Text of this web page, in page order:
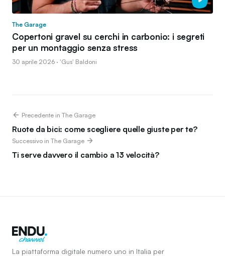
The Garage
Copertoni gravel su cerchi in carbonio: i segreti
per un montaggio senza stress
30 aprile 2026 · 'Gus' Baldoni
Precedente in The Garage
Ruote da bici: come scegliere quelle giuste per te?
Successivo in The Garage
Ti serve davvero il cambio a 13 velocità?
La piattaforma digitale numero uno in Italia per